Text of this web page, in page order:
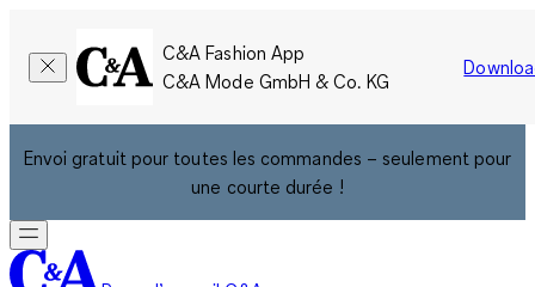
C&A Fashion App
C&A Mode GmbH & Co. KG
Envoi gratuit pour toutes les commandes – seulement pour
une courte durée !